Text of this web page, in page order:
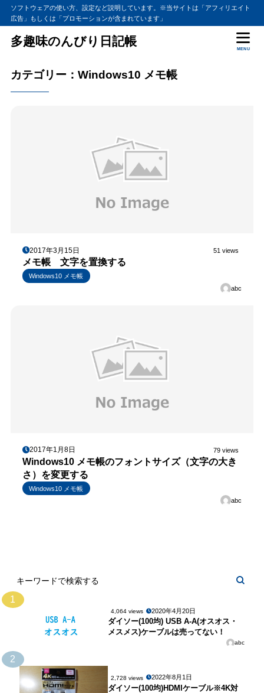
ソフトウェアの使い方、設定など説明しています。※当サイトは「アフィリエイト
広告」もしくは「プロモーションが含まれています」
多趣味のんびり日記帳
MENU
カテゴリー：Windows10 メモ帳
2017年3月15日 51 views
メモ帳 文字を置換する
Windows10 メモ帳
abc
2017年1月8日 79 views
Windows10 メモ帳のフォントサイズ（文字の大き
さ）を変更する
Windows10 メモ帳
abc
1
4,064 views 2020年4月20日
ダイソー(100均) USB A-A(オスオス・
メスメス)ケーブルは売ってない！
abc
2
2,728 views 2022年8月1日
ダイソー(100均)HDMIケーブル※4K対